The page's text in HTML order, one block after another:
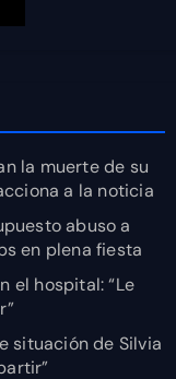
la muerte de su
a la noticia
abuso a
en plena fiesta
el hospital: “Le
situación de Silvia